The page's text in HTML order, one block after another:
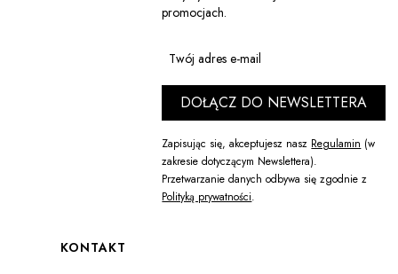
promocjach.
Twój adres e-mail
DOŁĄCZ DO NEWSLETTERA
Zapisując się, akceptujesz nasz Regulamin (w
zakresie dotyczącym Newslettera).
Przetwarzanie danych odbywa się zgodnie z
Polityką prywatności.
Linki w stopce
KONTAKT